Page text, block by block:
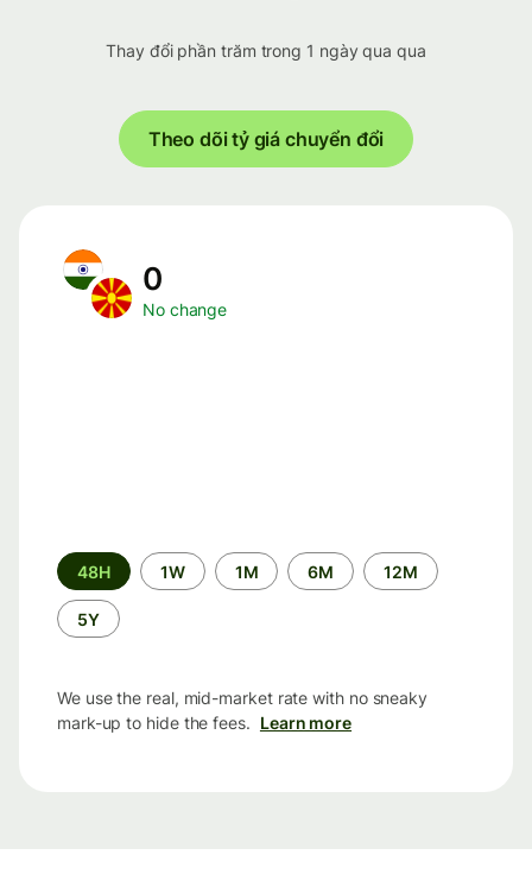
Thay đổi phần trăm trong 1 ngày qua qua
Theo dõi tỷ giá chuyển đổi
0
No change
Time
period
48H 1W 1M 6M 12M
5Y
We use the real, mid-market rate with no sneaky
mark-up to hide the fees. Learn more